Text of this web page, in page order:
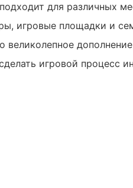
для различных
игровые площадки и
великолепное
игровой процесс